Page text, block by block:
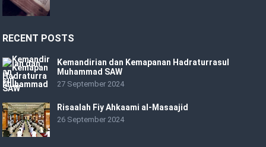
RECENT POSTS
Kemandirian dan Kemapanan Hadraturrasul
Muhammad SAW
27 September 2024
Risaalah Fiy Ahkaami al-Masaajid
26 September 2024